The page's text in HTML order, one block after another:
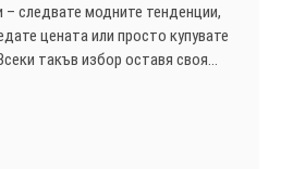
– следвате модните тенденции,
цената или просто купувате
такъв избор оставя своя…